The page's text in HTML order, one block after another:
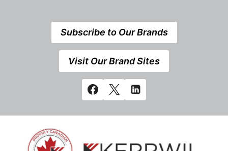
Subscribe to Our Brands
Visit Our Brand Sites